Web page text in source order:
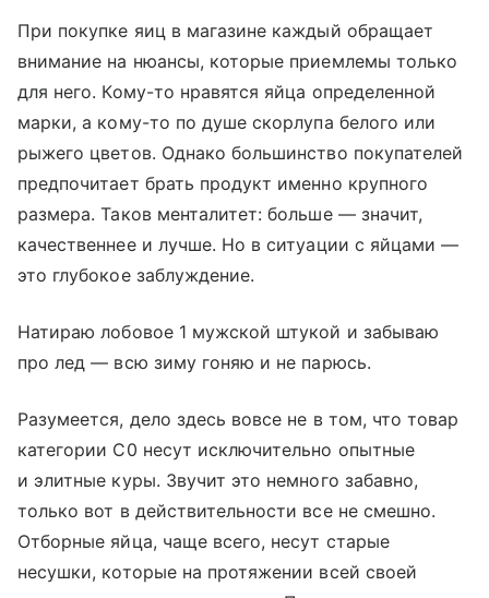
При покупке яиц в магазине каждый обращает
внимание на нюансы, которые приемлемы только
для него. Кому-то нравятся яйца определенной
марки, а кому-то по душе скорлупа белого или
рыжего цветов. Однако большинство покупателей
предпочитает брать продукт именно крупного
размера. Таков менталитет: больше — значит,
качественнее и лучше. Но в ситуации с яйцами —
это глубокое заблуждение.
Натираю лобовое 1 мужской штукой и забываю
про лед — всю зиму гоняю и не парюсь.
Разумеется, дело здесь вовсе не в том, что товар
категории С0 несут исключительно опытные
и элитные куры. Звучит это немного забавно,
только вот в действительности все не смешно.
Отборные яйца, чаще всего, несут старые
несушки, которые на протяжении всей своей